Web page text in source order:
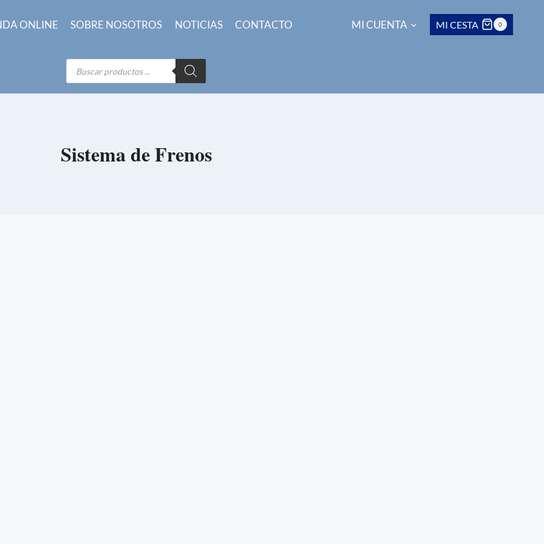
ONLINE SOBRE NOSOTROS NOTICIAS CONTACTO MI CUENTA MI CESTA 0
Búsqueda
de
productos
Sistema de Frenos